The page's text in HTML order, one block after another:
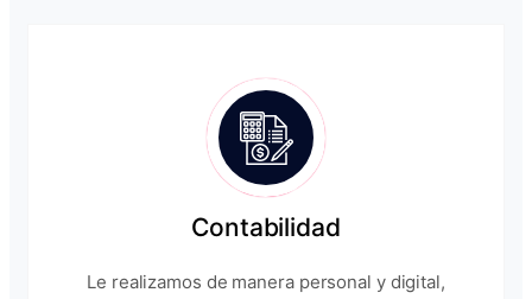
Contabilidad
Le realizamos de manera personal y digital,